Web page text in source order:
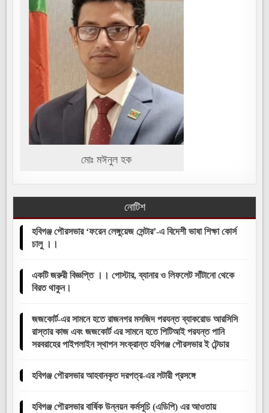
মোঃ মঈনুল হক
নোটিশ
হবিগঞ্জ পৌরসভার ‘ফরেন লেঙ্গুয়েজ সেন্টার’-এ বিদেশী ভাষা শিক্ষা কোর্স
চালু ।।
একটি জরুরী বিজ্ঞপ্তি ।। পোস্টার, ব্যানার ও লিফলেট সাঁটানো থেকে
বিরত থাকুন।
জজকোর্ট-এর সামনে হতে রাজনগর মসজিদ পরযন্ত ব্যাকরোড আরসিসি
রাস্তার কাজ এবং জজকোর্ট এর সামনে হতে পিটিআই পরযন্ত পানি
সরবরাহের পাইপলাইন স্থাপন সংক্রান্ত হবিগঞ্জ পৌরসভার ই টেন্ডার
হবিগঞ্জ পৌরসভার আহবানকৃত দরপত্র-এর লটারী প্রসঙ্গে
হবিগঞ্জ পৌরসভার বার্ষিক উন্নয়ন কর্মসূচি (এডিপি) এর আওতায়